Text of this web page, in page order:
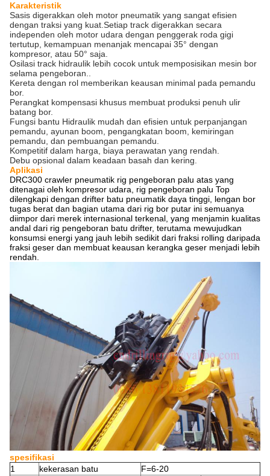
Karakteristik
Sasis digerakkan oleh motor pneumatik yang sangat efisien
dengan traksi yang kuat.Setiap track digerakkan secara
independen oleh motor udara dengan penggerak roda gigi
tertutup, kemampuan menanjak mencapai 35° dengan
kompresor, atau 50° saja.
Osilasi track hidraulik lebih cocok untuk memposisikan mesin bor
selama pengeboran..
Kereta dengan rol memberikan keausan minimal pada pemandu
bor.
Perangkat kompensasi khusus membuat produksi penuh ulir
batang bor.
Fungsi bantu Hidraulik mudah dan efisien untuk perpanjangan
pemandu, ayunan boom, pengangkatan boom, kemiringan
pemandu, dan pembuangan pemandu.
Kompetitif dalam harga, biaya perawatan yang rendah.
Debu opsional dalam keadaan basah dan kering.
Aplikasi
DRC300 crawler pneumatik rig pengeboran palu atas yang
ditenagai oleh kompresor udara, rig pengeboran palu Top
dilengkapi dengan drifter batu pneumatik daya tinggi, lengan bor
tugas berat dan bagian utama dari rig bor putar ini semuanya
diimpor dari merek internasional terkenal, yang menjamin kualitas
andal dari rig pengeboran batu drifter, terutama mewujudkan
konsumsi energi yang jauh lebih sedikit dari fraksi rolling daripada
fraksi geser dan membuat keausan kerangka geser menjadi lebih
rendah.
spesifikasi
1
kekerasan batu
F=6-20